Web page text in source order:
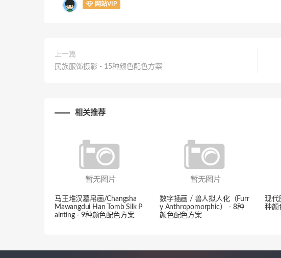
网站VIP
上一篇
民族服饰摄影 - 15种颜色配色方案
相关推荐
马王堆汉墓帛画/Changsha
Mawangdui Han Tomb Silk P
ainting - 9种颜色配色方案
数字插画 / 兽人拟人化（Furr
y Anthropomorphic） - 8种
颜色配色方案
现代
种颜